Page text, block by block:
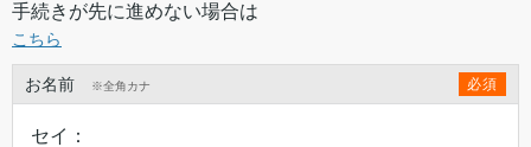
手続きが先に進めない場合は
こちら
お名前 ※全角カナ 必須
セイ：